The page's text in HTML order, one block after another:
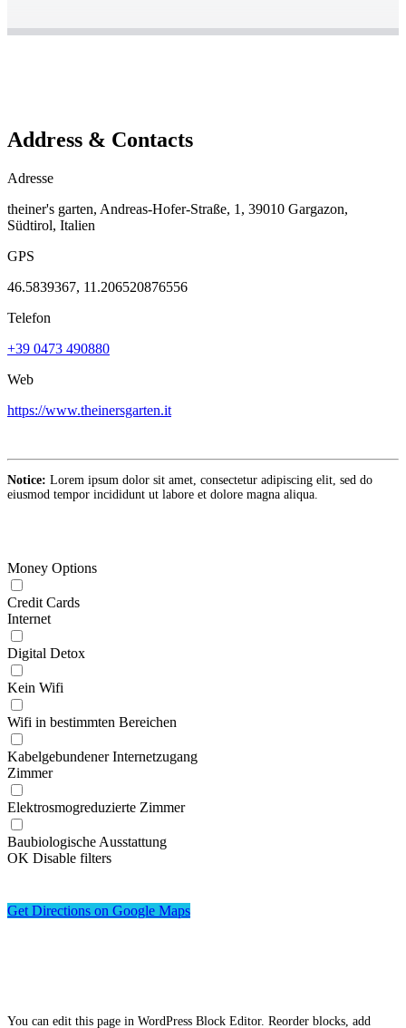
Address & Contacts
Adresse
theiner's garten, Andreas-Hofer-Straße, 1, 39010 Gargazon,
Südtirol, Italien
GPS
46.5839367, 11.206520876556
Telefon
+39 0473 490880
Web
https://www.theinersgarten.it
Notice: Lorem ipsum dolor sit amet, consectetur adipiscing elit, sed do
eiusmod tempor incididunt ut labore et dolore magna aliqua.
Money Options
Credit Cards
Internet
Digital Detox
Kein Wifi
Wifi in bestimmten Bereichen
Kabelgebundener Internetzugang
Zimmer
Elektrosmogreduzierte Zimmer
Baubiologische Ausstattung
OK Disable filters
Get Directions on Google Maps
You can edit this page in WordPress Block Editor. Reorder blocks, add